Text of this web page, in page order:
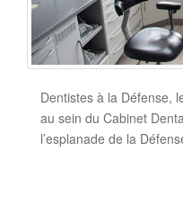
Dentistes à la Défense,
au sein du Cabinet
l’esplanade de la